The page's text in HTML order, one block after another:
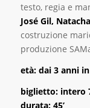
testo, regia e
José Gil,
costruzione
produzione
età: dai 3 anni
biglietto: intero
durata: 45’